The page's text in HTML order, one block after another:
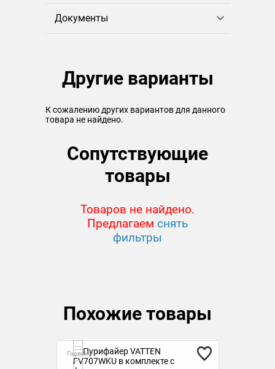
Документы
Другие варианты
К сожалению других вариантов для данного
товара не найдено.
Сопутствующие
товары
Товаров не найдено.
Предлагаем снять
фильтры
Похожие товары
Горячая